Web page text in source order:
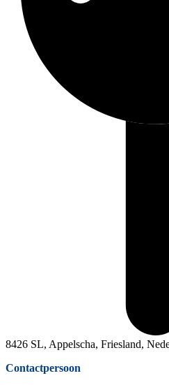
8426 SL, Appelscha, Friesland,
Contactpersoon